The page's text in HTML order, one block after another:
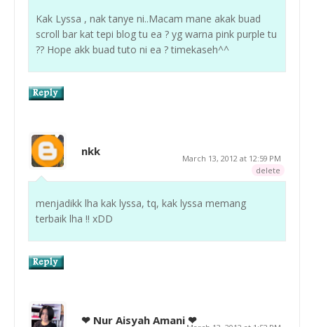
Kak Lyssa , nak tanye ni..Macam mane akak buad
scroll bar kat tepi blog tu ea ? yg warna pink purple tu
?? Hope akk buad tuto ni ea ? timekaseh^^
nkk
March 13, 2012 at 12:59 PM
delete
menjadikk lha kak lyssa, tq, kak lyssa memang
terbaik lha !! xDD
❤ Nur Aisyah Amani ❤